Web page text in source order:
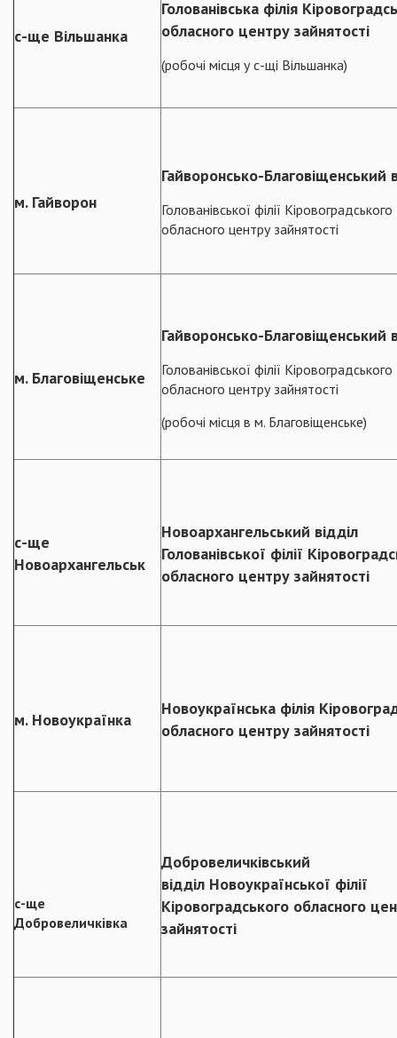
с-ще Вільшанка
Голованівська філія
обласного центру зайнятості
(робочі місця у с-щі Вільшанка)
м. Гайворон
Гайворонсько-Благовіщенський
Голованівської філії Кіровоградського
обласного центру зайнятості
м. Благовіщенське
Гайворонсько-Благовіщенський
Голованівської філії Кіровоградського
обласного центру зайнятості
(робочі місця в м. Благовіщенське)
с-ще
Новоархангельськ
Новоархангельський відділ
Голованівської філії
обласного центру зайнятості
м. Новоукраїнка
Новоукраїнська філія
обласного центру зайнятості
с-ще
Добровеличківка
Добровеличківський
відділ Новоукраїнської філії
Кіровоградського обласного
зайнятості